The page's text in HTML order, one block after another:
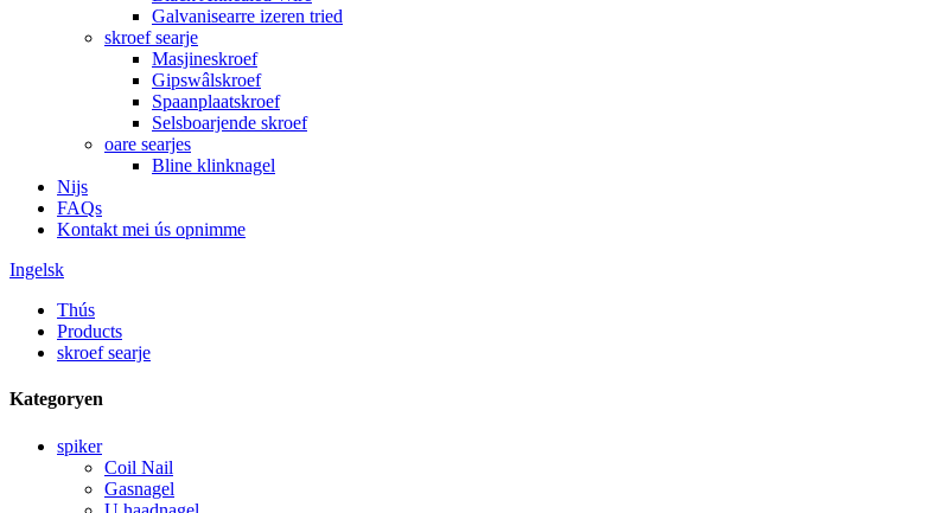
Galvanisearre izeren tried
skroef searje
Masjineskroef
Gipswâlskroef
Spaanplaatskroef
Selsboarjende skroef
oare searjes
Bline klinknagel
Nijs
FAQs
Kontakt mei ús opnimme
Ingelsk
Thús
Products
skroef searje
Kategoryen
spiker
Coil Nail
Gasnagel